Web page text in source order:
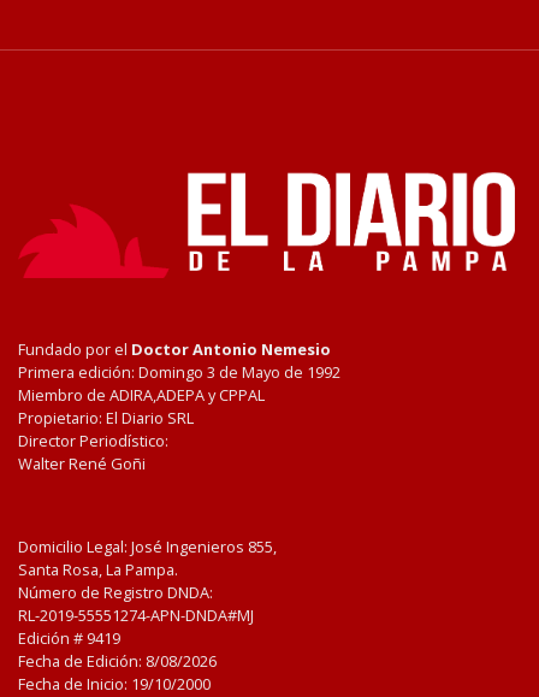
Fundado por el Doctor Antonio Nemesio
Primera edición: Domingo 3 de Mayo de 1992
Miembro de ADIRA,ADEPA y CPPAL
Propietario: El Diario SRL
Director Periodístico:
Walter René Goñi
Domicilio Legal: José Ingenieros 855,
Santa Rosa, La Pampa.
Número de Registro DNDA:
RL-2019-55551274-APN-DNDA#MJ
Edición # 9419
Fecha de Edición: 8/08/2026
Fecha de Inicio: 19/10/2000